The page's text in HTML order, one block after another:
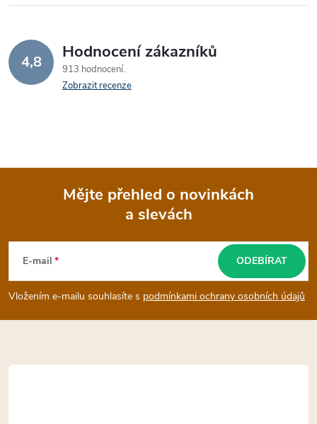
4,8 Hodnocení zákazníků
913 hodnocení
Zobrazit recenze
p
a
t
Mějte přehled o novinkách
a slevách
E-mail
Vložením e-mailu souhlasíte s podmínkami ochrany osobních údajů
ODEBÍRAT